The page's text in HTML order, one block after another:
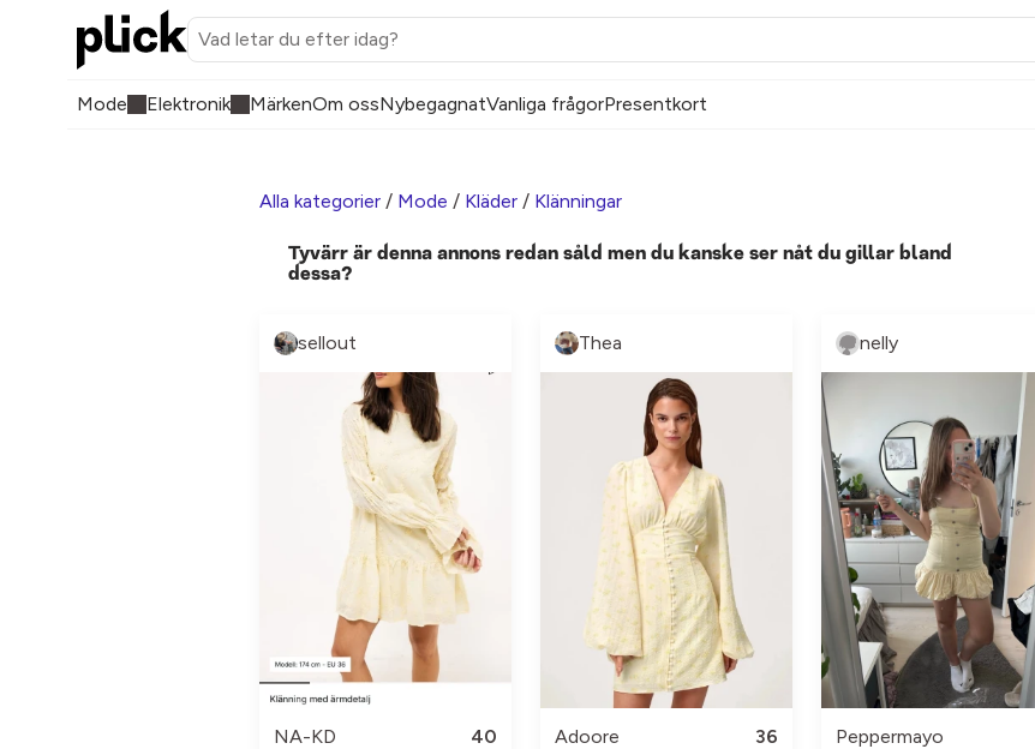
Mode Elektronik MärkenOm ossNybegagnatVanliga frågorPresentkort
Alla kategorier / Mode / Kläder / Klänningar
Tyvärr är denna annons redan såld men du kanske ser nåt du gillar bland
dessa?
sellout
NA-KD
40
Thea
Adoore
36
nelly
Peppermayo